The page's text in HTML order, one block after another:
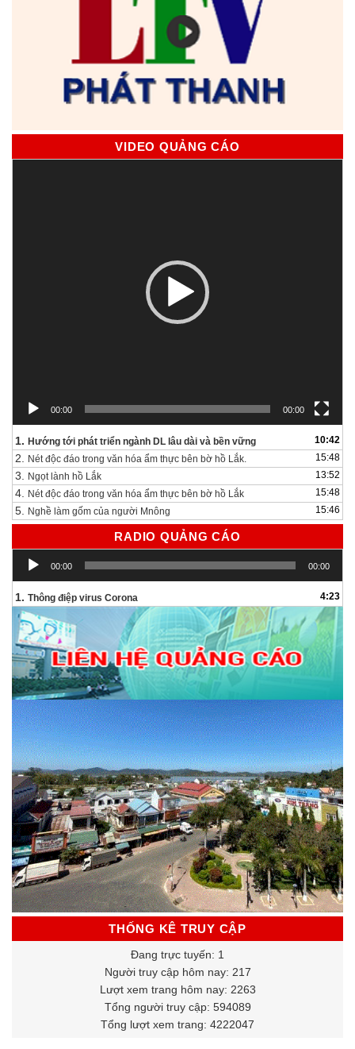
VIDEO QUẢNG CÁO
00:00 00:00
1. Hướng tới phát triển ngành DL lâu dài và bền vững 10:42
2. Nét độc đáo trong văn hóa ẩm thực bên bờ hồ Lắk. 15:48
3. Ngọt lành hồ Lắk 13:52
4. Nét độc đáo trong văn hóa ẩm thực bên bờ hồ Lắk 15:48
5. Nghề làm gốm của người Mnông 15:46
RADIO QUẢNG CÁO
Trình
chơi
00:00 00:00
1. Thông điệp virus Corona 4:23
THỐNG KÊ TRUY CẬP
Đang trực tuyến: 1
Người truy cập hôm nay: 217
Lượt xem trang hôm nay: 2263
Tổng người truy cập: 594089
Tổng lượt xem trang: 4222047